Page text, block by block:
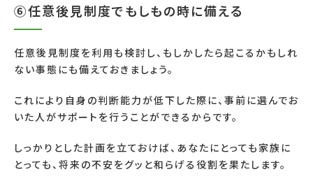
⑥任意後見制度でもしもの時に備える
任意後見制度を利用も検討し、もしかしたら起こるかもしれ
ない事態にも備えておきましょう。
これにより自身の判断能力が低下した際に、事前に選んでお
いた人がサポートを行うことができるからです。
しっかりとした計画を立ておけば、あなたにとっても家族に
とっても、将来の不安をグッと和らげる役割を果たします。